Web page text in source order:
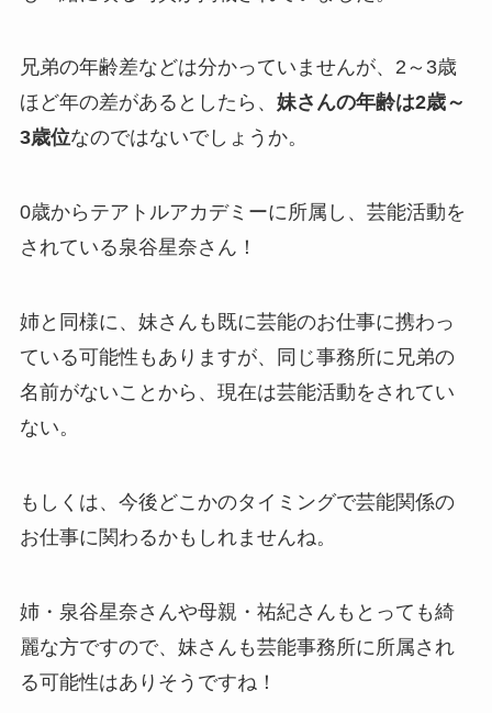
兄弟の年齢差などは分かっていませんが、2～3歳
ほど年の差があるとしたら、 妹さんの年齢は2歳～
3歳位なのではないでしょうか。
0歳からテアトルアカデミーに所属し、芸能活動を
されている泉谷星奈さん！
姉と同様に、妹さんも既に芸能のお仕事に携わっ
ている可能性もありますが、同じ事務所に兄弟の
名前がないことから、現在は芸能活動をされてい
ない。
もしくは、今後どこかのタイミングで芸能関係の
お仕事に関わるかもしれませんね。
姉・泉谷星奈さんや母親・ 祐紀さんもとっても綺
麗な方ですので、妹さんも芸能事務所に所属され
る可能性はありそうですね！